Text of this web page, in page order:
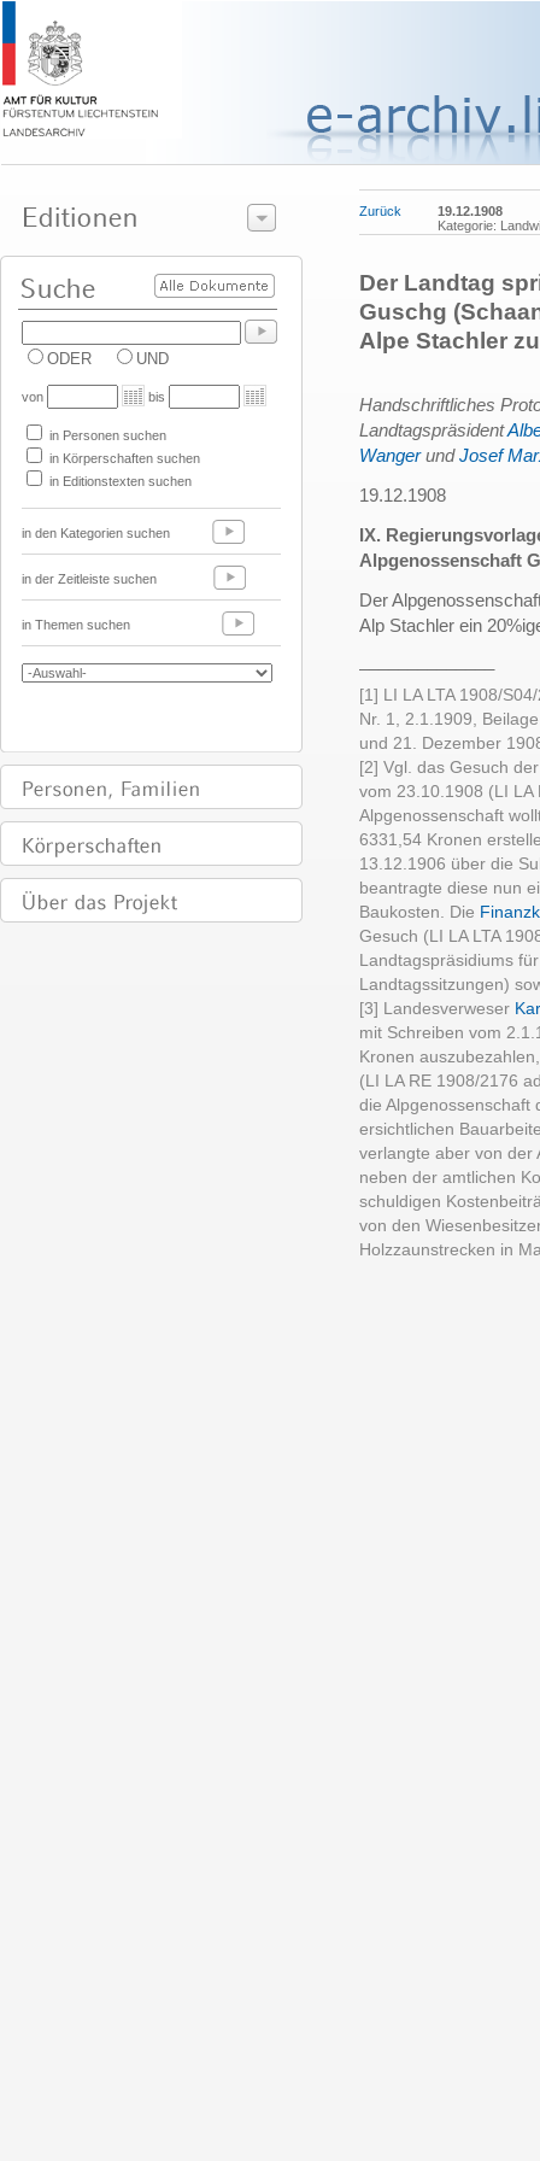
ODER UND
von bis
in Personen suchen
in Körperschaften suchen
in Editionstexten suchen
in den Kategorien suchen
in der Zeitleiste suchen
in Themen suchen
Zurück
19.12.1908
Kategorie:
Der Landtag
Guschg
Alpe Stachler zu
Handschriftliches
Landtagspräsident
WangerundJosef
19.12.1908
IX.
Alpgenossenschaft
Der
Alp Stachler ein
[1] LI LA LTA 1908/
Nr. 1, 2.1.1909,
und 21. Dezember
[2] Vgl. das Gesuch
vom 23.10.1908 (LI LA
Alpgenossenschaft
6331,54 Kronen
13.12.1906 über die
beantragte diese nun
Baukosten. Die
Gesuch (LI LA LTA
Landtagspräsidiums
Landtagssitzungen)
[3] Landesverweser
mit Schreiben vom
Kronen
(LI LA RE 1908/2176
die Alpgenossenschaft
ersichtlichen
verlangte aber von der
neben der amtlichen
schuldigen
von den
Holzzaunstrecken in